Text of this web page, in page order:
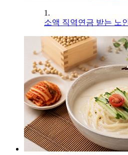
1.
소액 직역연금 받는 노